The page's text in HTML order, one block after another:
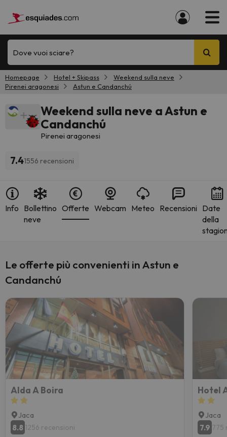
Dove vuoi sciare?
Homepage Hotel + Skipass
Weekend sulla neve
Pirenei aragonesi
Astun e Candanchú
Weekend sulla neve a Astun e
Candanchú
Pirenei aragonesi
7.41556 recensioni
Info Bollettino
neve
Offerte Webcam Meteo Recensioni Date
della
Le offerte più convenienti in Astun e
Candanchú
Alda A Boira
Jaca
8.8 1256 recensioni
Hotel
Jaca
7.9 775